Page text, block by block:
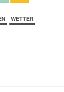
WETTER